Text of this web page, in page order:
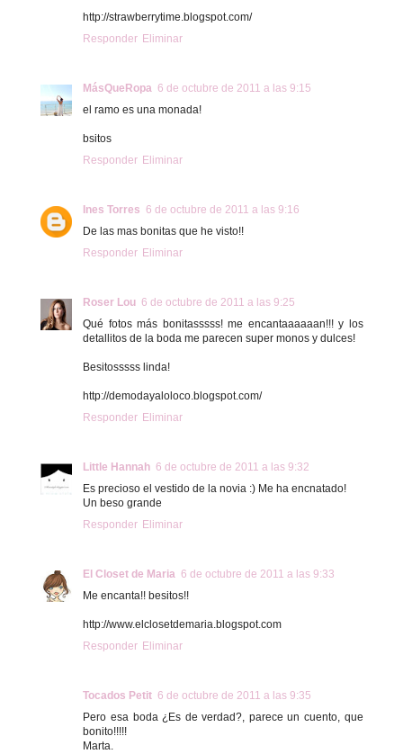
http://strawberrytime.blogspot.com/
Responder Eliminar
MásQueRopa 6 de octubre de 2011 a las 9:15
el ramo es una monada!
bsitos
Responder Eliminar
Ines Torres 6 de octubre de 2011 a las 9:16
De las mas bonitas que he visto!!
Responder Eliminar
Roser Lou 6 de octubre de 2011 a las 9:25
Qué fotos más bonitasssss! me encantaaaaaan!!! y los
detallitos de la boda me parecen super monos y dulces!
Besitosssss linda!
http://demodayaloloco.blogspot.com/
Responder Eliminar
Little Hannah 6 de octubre de 2011 a las 9:32
Es precioso el vestido de la novia :) Me ha encnatado!
Un beso grande
Responder Eliminar
El Closet de Maria 6 de octubre de 2011 a las 9:33
Me encanta!! besitos!!
http://www.elclosetdemaria.blogspot.com
Responder Eliminar
Tocados Petit 6 de octubre de 2011 a las 9:35
Pero esa boda ¿Es de verdad?, parece un cuento, que
bonito!!!!!
Marta.